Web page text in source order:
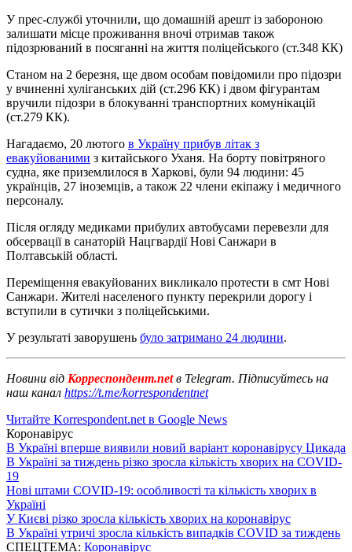
У прес-службі уточнили, що домашній арешт із забороною
залишати місце проживання вночі отримав також
підозрюваний в посяганні на життя поліцейського (ст.348 КК)
Станом на 2 березня, ще двом особам повідомили про підозри
у вчиненні хуліганських дій (ст.296 КК) і двом фігурантам
вручили підозри в блокуванні транспортних комунікацій
(ст.279 КК).
Нагадаємо, 20 лютого в Україну прибув літак з
евакуйованими з китайського Уханя. На борту повітряного
судна, яке приземлилося в Харкові, були 94 людини: 45
українців, 27 іноземців, а також 22 члени екіпажу і медичного
персоналу.
Після огляду медиками прибулих автобусами перевезли для
обсервації в санаторій Нацгвардії Нові Санжари в
Полтавській області.
Переміщення евакуйованих викликало протести в смт Нові
Санжари. Жителі населеного пункту перекрили дорогу і
вступили в сутички з поліцейськими.
У результаті заворушень було затримано 24 людини.
Новини від Корреспондент.netв Telegram. Підписуйтесь на
наш канал https://t.me/korrespondentnet
Читайте Korrespondent.net в Google News
Коронавірус
В Україні вперше виявили новий варіант коронавірусу Цикада
В Україні за тиждень різко зросла кількість хворих на COVID-
19
Нові штами COVID-19: особливості та кількість хворих в
Україні
У Києві різко зросла кількість хворих на коронавірус
В Україні утричі зросла кількість випадків COVID за тиждень
СПЕЦТЕМА: Коронавірус